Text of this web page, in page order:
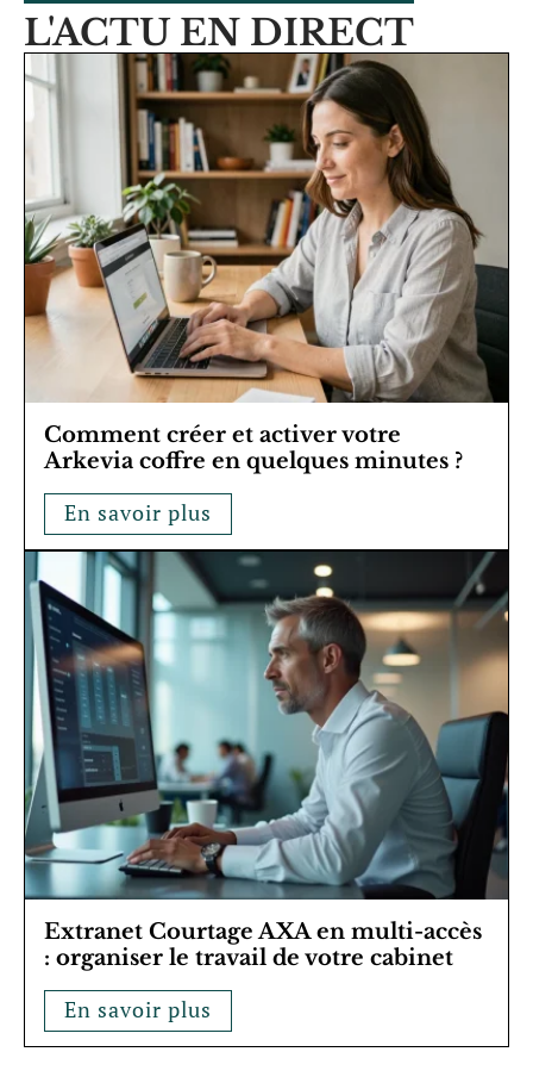
L'ACTU EN DIRECT
Comment créer et activer votre
Arkevia coffre en quelques minutes ?
En savoir plus
Extranet Courtage AXA en multi-accès
: organiser le travail de votre cabinet
En savoir plus